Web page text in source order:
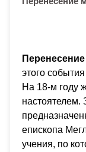
этого
На 18-м году
настоятелем.
епископа
учения, по